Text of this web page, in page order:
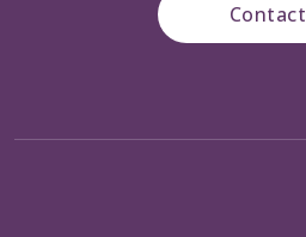
Contact